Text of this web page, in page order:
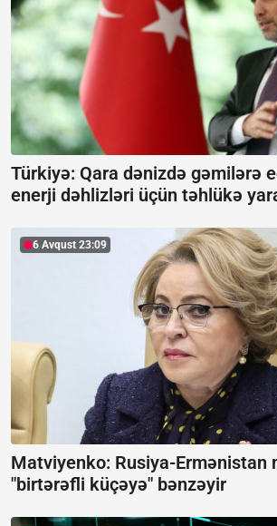
Türkiyə: Qara dənizdə gəmilərə
enerji dəhlizləri üçün təhlükə
6 Avqust 23:09
Matviyenko: Rusiya-Ermənistan
"birtərəfli küçəyə" bənzəyir